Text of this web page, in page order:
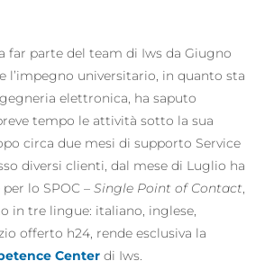
far parte del team di Iws da Giugno
l’impegno universitario, in quanto sta
elettronica, ha saputo
tempo le attività sotto la sua
circa due mesi di supporto Service
diversi clienti, dal mese di Luglio ha
lo SPOC –Single Point of Contact
in tre lingue: italiano, inglese,
offerto h24, rende esclusiva la
Center di Iws.